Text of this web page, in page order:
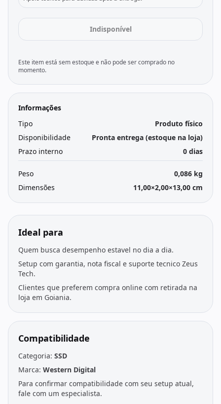
Indisponível
Este item está sem estoque e não pode ser comprado no
momento.
Informações
Tipo
Produto físico
Disponibilidade
Pronta entrega (estoque na loja)
Prazo interno
0 dias
Peso
0,086 kg
Dimensões
11,00×2,00×13,00 cm
Ideal para
Quem busca desempenho estavel no dia a dia.
Setup com garantia, nota fiscal e suporte tecnico Zeus
Tech.
Clientes que preferem compra online com retirada na
loja em Goiania.
Compatibilidade
Categoria: SSD
Marca: Western Digital
Para confirmar compatibilidade com seu setup atual,
fale com um especialista.